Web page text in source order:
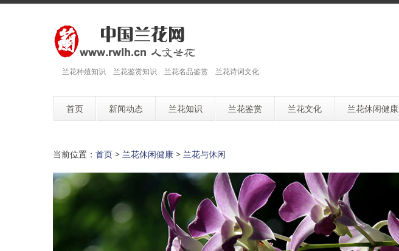
兰花种殖知识 兰花鉴赏知识 兰花名品鉴赏 兰花诗词文化
首页 新闻动态 兰花知识 兰花鉴赏 兰花文化 兰花休闲健康
当前位置： 首页 > 兰花休闲健康 > 兰花与休闲